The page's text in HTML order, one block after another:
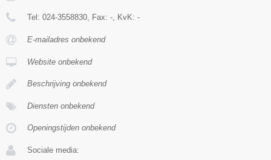
Tel: 024-3558830 , Fax: - , KvK: -
E-mailadres onbekend
Website onbekend
Beschrijving onbekend
Diensten onbekend
Openingstijden onbekend
Sociale media: